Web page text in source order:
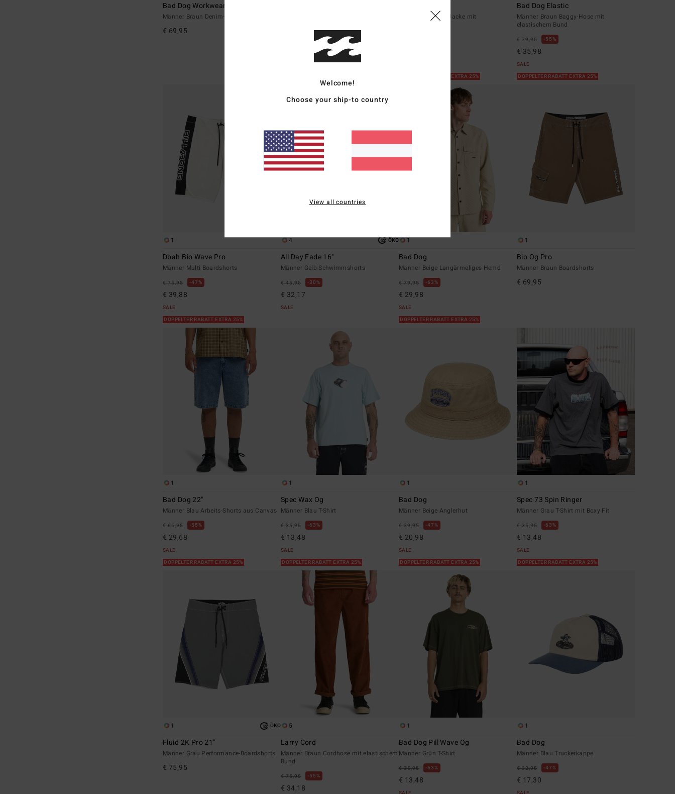
Bad Dog Workwear
Männer Braun Denim-Shorts
€ 69,95
Männer Schwarz Jacke mit
DOPPELTER RABATT EXTRA 25%
Bad Dog Elastic
Männer Braun Baggy-Hose mit
elastischem Bund
€ 79,95 55%
€ 35,98
SALE
DOPPELTER RABATT EXTRA 25%
1
Dbah Bio Wave Pro
Männer Multi Boardshorts
€ 75,95 47%
€ 39,88
SALE
DOPPELTER RABATT EXTRA 25%
4 ÖKO
All Day Fade 16"
Männer Gelb Schwimmshorts
€ 45,95 30%
€ 32,17
SALE
1
Bad Dog
Männer Beige Langärmeliges Hemd
€ 79,95 63%
€ 29,98
SALE
DOPPELTER RABATT EXTRA 25%
1
Bio Og Pro
Männer Braun Boardshorts
€ 69,95
1
Bad Dog 22"
Männer Blau Arbeits-Shorts aus Canvas
€ 65,95 55%
€ 29,68
SALE
DOPPELTER RABATT EXTRA 25%
1
Spec Wax Og
Männer Blau T-Shirt
€ 35,95 63%
€ 13,48
SALE
DOPPELTER RABATT EXTRA 25%
1
Bad Dog
Männer Beige Anglerhut
€ 39,95 47%
€ 20,98
SALE
DOPPELTER RABATT EXTRA 25%
1
Spec 73 Spin Ringer
Männer Grau T-Shirt mit Boxy Fit
€ 35,95 63%
€ 13,48
SALE
DOPPELTER RABATT EXTRA 25%
1 ÖKO
Fluid 2K Pro 21"
Männer Grau Performance-Boardshorts
€ 75,95
5
Larry Cord
Männer Braun Cordhose mit elastischem
Bund
€ 75,95 55%
€ 34,18
1
Bad Dog Pill Wave Og
Männer Grün T-Shirt
€ 35,95 63%
€ 13,48
1
Bad Dog
Männer Blau Truckerkappe
€ 32,95 47%
€ 17,30
Welcome!
Choose your ship-to country
View all countries